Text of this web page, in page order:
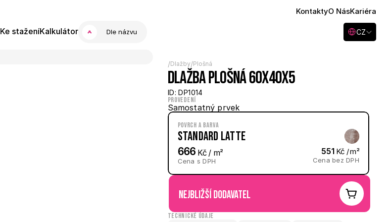
KontaktyO NásKariéra
Ke staženíKalkulátor Dle názvu
Select Language
CZ
/Dlažby/Plošná
Dlažba plošná 60x40x5
ID: DP1014
Provedení
Samostatný prvek
Povrch a barva
Standard Latte
666 Kč / m²
Cena s DPH
551 Kč / m²
Cena bez DPH
nejbližší dodavatel
Technické údaje